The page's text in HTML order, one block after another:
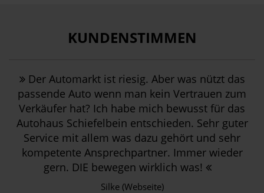
KUNDENSTIMMEN
Der Automarkt ist riesig. Aber was nützt das
passende Auto wenn man kein Vertrauen zum
Verkäufer hat? Ich habe mich bewusst für das
Autohaus Schiefelbein entschieden. Sehr guter
Service mit allem was dazu gehört und sehr
kompetente Ansprechpartner. Immer wieder
gern. DIE bewegen wirklich was!
Silke (Webseite)